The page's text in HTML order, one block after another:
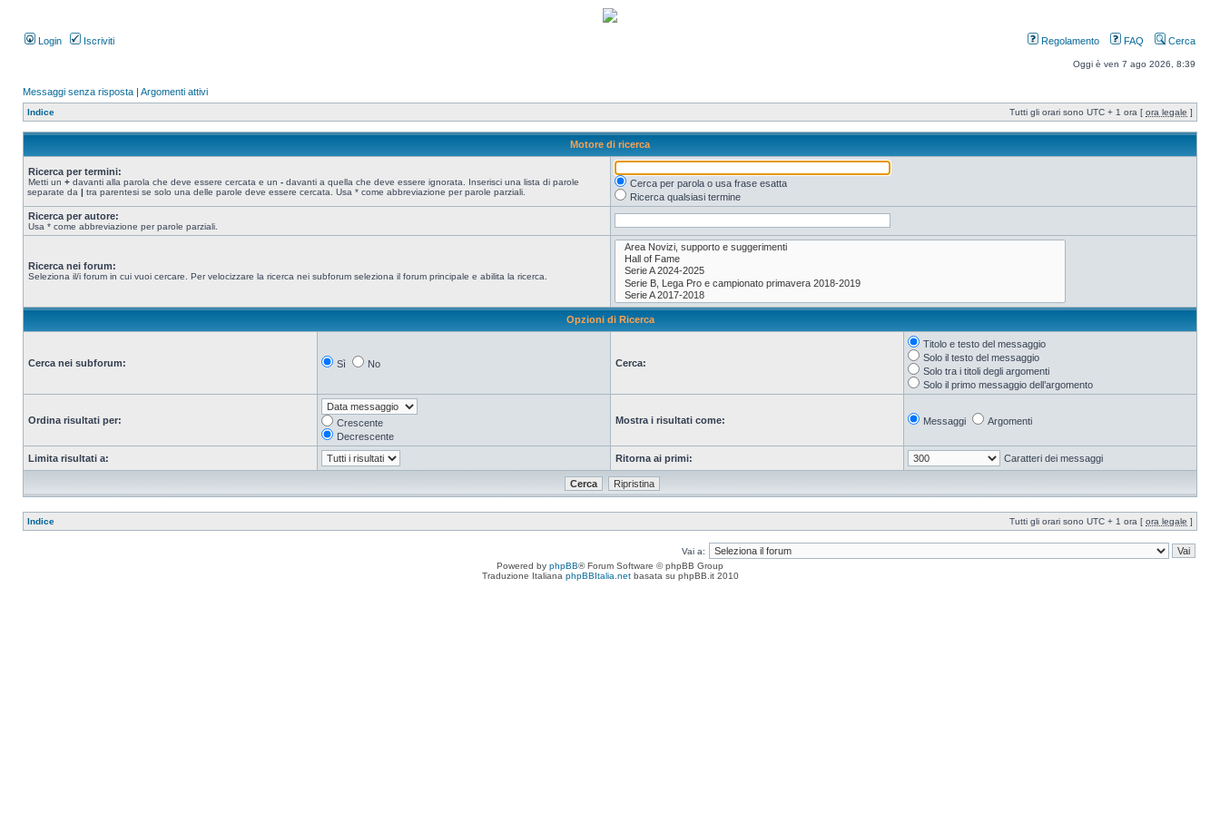
Login Iscriviti Regolamento FAQ Cerca
Oggi è ven 7 ago 2026, 8:39
Messaggi senza risposta | Argomenti attivi
Indice Tutti gli orari sono UTC + 1 ora [ ora legale ]
Motore di ricerca
Ricerca per termini:
Metti un + davanti alla parola che deve essere cercata e un - davanti a quella che deve essere ignorata. Inserisci una lista di parole
separate da | tra parentesi se solo una delle parole deve essere cercata. Usa * come abbreviazione per parole parziali.
Cerca per parola o usa frase esatta
Ricerca qualsiasi termine
Ricerca per autore:
Usa * come abbreviazione per parole parziali.
Ricerca nei forum:
Seleziona il/i forum in cui vuoi cercare. Per velocizzare la ricerca nei subforum seleziona il forum principale e abilita la ricerca.
Opzioni di Ricerca
Cerca nei subforum: Sì No Cerca:
Titolo e testo del messaggio
Solo il testo del messaggio
Solo tra i titoli degli argomenti
Solo il primo messaggio dell’argomento
Ordina risultati per:
Crescente
Decrescente
Mostra i risultati come: Messaggi Argomenti
Limita risultati a: Ritorna ai primi: Caratteri dei messaggi
Indice Tutti gli orari sono UTC + 1 ora [ ora legale ]
Vai a:
Powered by phpBB® Forum Software © phpBB Group
Traduzione Italiana phpBBItalia.netbasata su phpBB.it 2010